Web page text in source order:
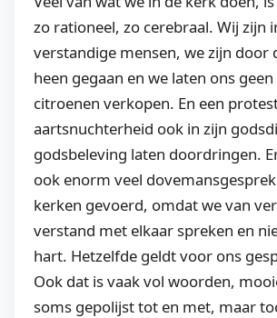
zo rationeel, zo cerebraal. Wij zijn
verstandige mensen, we zijn door
heen gegaan en we laten ons
citroenen verkopen. En een
aartsnuchterheid ook in zijn
godsbeleving laten doordringen.
ook enorm veel
kerken gevoerd, omdat we van
verstand met elkaar spreken en
hart. Hetzelfde geldt voor ons
Ook dat is vaak vol woorden,
soms gepolijst tot en met, maar